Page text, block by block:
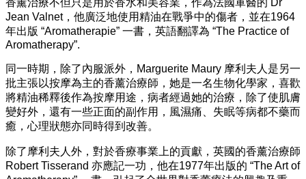
Jean Valnet，他廣泛地使用精油在戰爭中的傷者，並在1964
年出版 “Aromatherapie” 一書，英語翻譯為 “The Practice of
Aromatherapy”.
同一時期，除了內服派外，Marguerite Maury 摩利夫人是另一
批主張以按摩為主的香薰治療師，她是一名生物化學家，喜歡
將精油稀釋後作為按摩用途，病者經過她的治療，除了使肌膚
變好外，還有一些正面的副作用，風濕痛、失眠等病都不藥而
癒，心理狀態亦同時得到改善。
除了摩利夫人外，對於香療事業上的貢獻，英國的香薰治療師
Robert Tisserand 亦應記一功，他在1977年出版的 “The Art of